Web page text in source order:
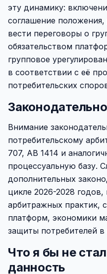
эту динамику:
соглашение
вести переговоры о
обязательством
групповое
в соответствии с её
потребительских
Внимание
потребительскому
707, AB 1414 и
процессуальную базу.
дополнительных
цикле 2026-2028
арбитражных практик,
платформ, экономики
защиты потребителей
Что я бы не
данность